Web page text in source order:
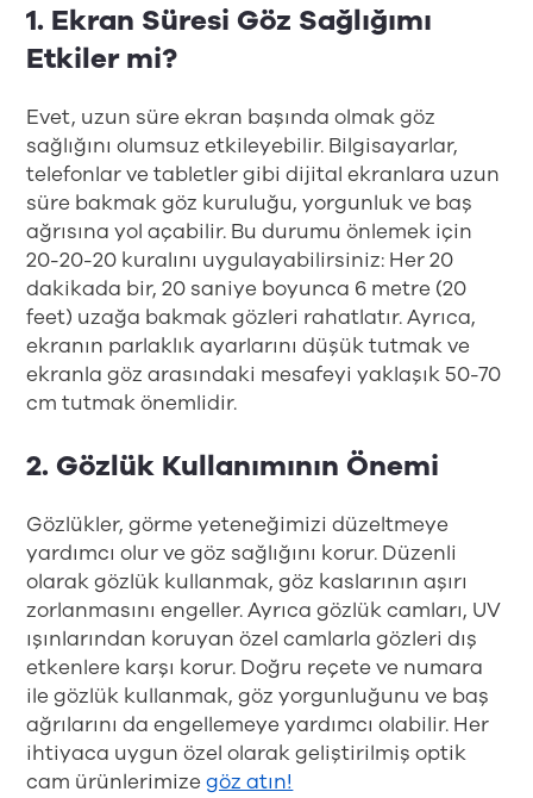
1. Ekran Süresi Göz Sağlığımı
Etkiler mi?
Evet, uzun süre ekran başında olmak göz
sağlığını olumsuz etkileyebilir. Bilgisayarlar,
telefonlar ve tabletler gibi dijital ekranlara uzun
süre bakmak göz kuruluğu, yorgunluk ve baş
ağrısına yol açabilir. Bu durumu önlemek için
20-20-20 kuralını uygulayabilirsiniz: Her 20
dakikada bir, 20 saniye boyunca 6 metre (20
feet) uzağa bakmak gözleri rahatlatır. Ayrıca,
ekranın parlaklık ayarlarını düşük tutmak ve
ekranla göz arasındaki mesafeyi yaklaşık 50-70
cm tutmak önemlidir.
2. Gözlük Kullanımının Önemi
Gözlükler, görme yeteneğimizi düzeltmeye
yardımcı olur ve göz sağlığını korur. Düzenli
olarak gözlük kullanmak, göz kaslarının aşırı
zorlanmasını engeller. Ayrıca gözlük camları, UV
ışınlarından koruyan özel camlarla gözleri dış
etkenlere karşı korur. Doğru reçete ve numara
ile gözlük kullanmak, göz yorgunluğunu ve baş
ağrılarını da engellemeye yardımcı olabilir. Her
ihtiyaca uygun özel olarak geliştirilmiş optik
cam ürünlerimizegöz atın!